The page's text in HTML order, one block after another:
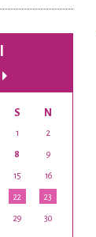
S N
1 2
8 9
15 16
22 23
29 30